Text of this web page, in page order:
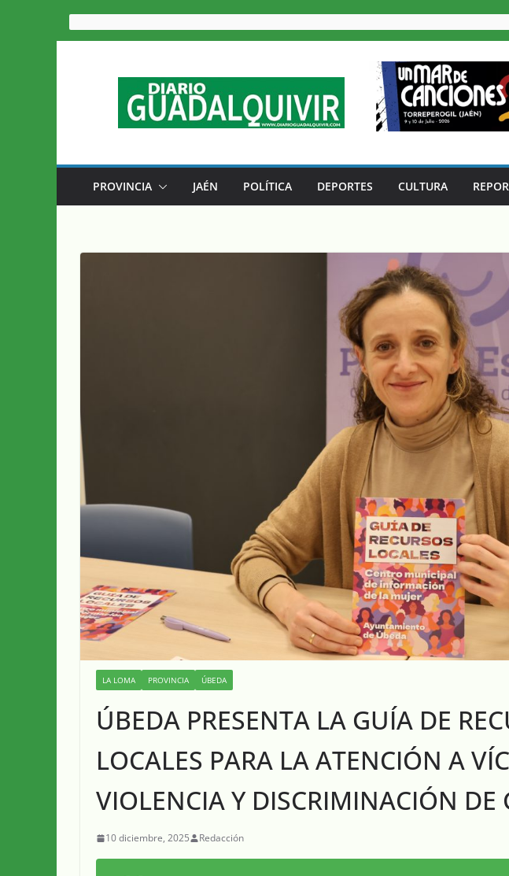
Saltar
al
PROVINCIA JAÉN POLÍTICA DEPORTES CULTURA
LA LOMA PROVINCIA ÚBEDA
ÚBEDA PRESENTA LA GUÍA DE
LOCALES PARA LA ATENCIÓN A
VIOLENCIA Y DISCRIMINACIÓN DE
10 diciembre, 2025 Redacción